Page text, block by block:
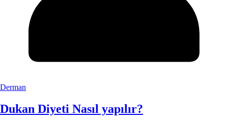
Derman
Dukan Diyeti Nasıl yapılır?